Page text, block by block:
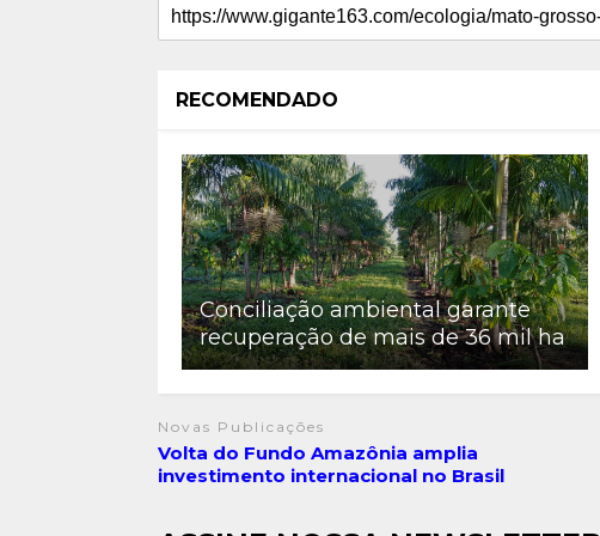
RECOMENDADO
Conciliação ambiental garante
recuperação de mais de 36 mil ha
Novas Publicações
Volta do Fundo Amazônia amplia
investimento internacional no Brasil